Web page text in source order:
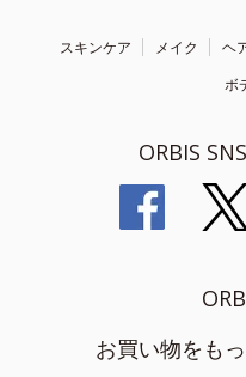
スキンケア メイク ヘ
ボ
ORBIS
お買い物をも